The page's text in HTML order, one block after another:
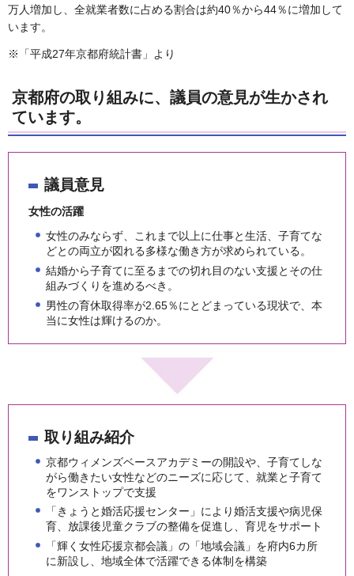
万人増加し、全就業者数に占める割合は約40％から44％に増加して
います。
※「平成27年京都府統計書」より
京都府の取り組みに、議員の意見が生かされ
ています。
議員意見
女性の活躍
女性のみならず、これまで以上に仕事と生活、子育てな
どとの両立が図れる多様な働き方が求められている。
結婚から子育てに至るまでの切れ目のない支援とその仕
組みづくりを進めるべき。
男性の育休取得率が2.65％にとどまっている現状で、本
当に女性は輝けるのか。
取り組み紹介
京都ウィメンズベースアカデミーの開設や、子育てしな
がら働きたい女性などのニーズに応じて、就業と子育て
をワンストップで支援
「きょうと婚活応援センター」により婚活支援や病児保
育、放課後児童クラブの整備を促進し、育児をサポート
「輝く女性応援京都会議」の「地域会議」を府内6カ所
に新設し、地域全体で活躍できる体制を構築